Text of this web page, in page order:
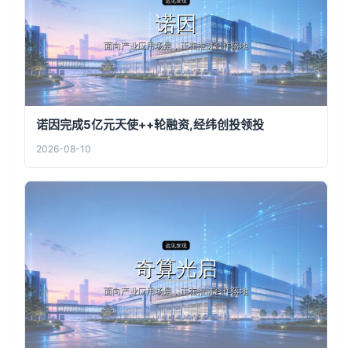
诺因完成5亿元天使++轮融资,经纬创投领投
2026-08-10